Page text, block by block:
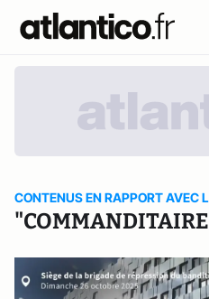
CONTENUS EN RAPPORT AVEC